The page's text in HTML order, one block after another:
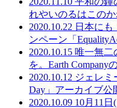
れやいのるはこの
2020.10.22 日本に
ンペーン「
2020.10.15 唯一無二
を。Earth Company
2020.10.12 ジェレミ
Day」アーカイブ公
2020.10.09 10月11